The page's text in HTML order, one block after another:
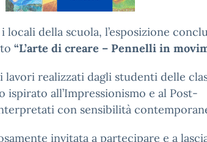
locali della scuola, l’esposizione
“L’arte di creare – Pennelli in
lavori realizzati dagli studenti delle
all’Impressionismo e al Post-
con sensibilità
invitata a partecipare e a